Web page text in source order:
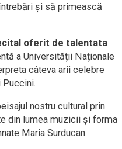
și să primească
oferit de talentata
a Universității Naționale
câteva arii celebre
nostru cultural prin
din lumea muzicii și forma
Maria Surducan.